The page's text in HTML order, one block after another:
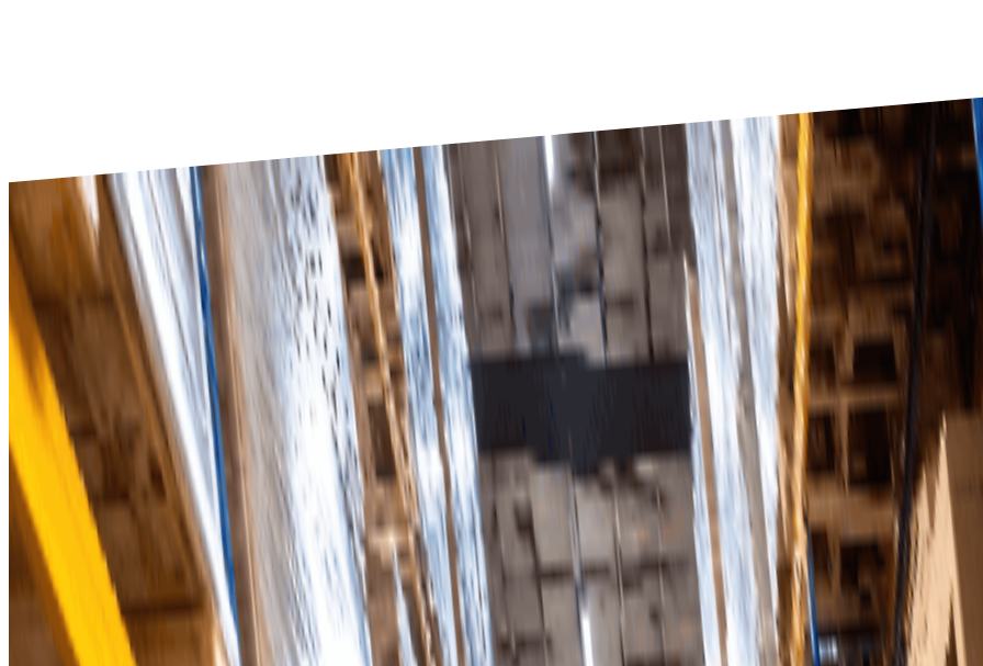
Användarvänligt gränssnitt
Förenkla komplexa inköpsuppgifter med en intuitiv plattform som är utformad för yrkesverksamma inom
Analys i realtid
Få insikter om inköpsmönster och lagernivåer med kraftfulla analysverktyg som stöder välgrundade beslut.